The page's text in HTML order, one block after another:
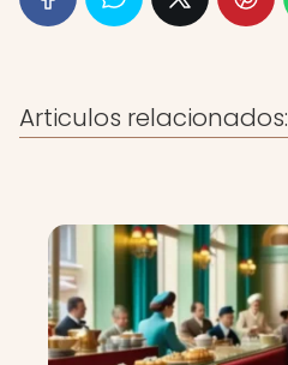
Articulos relacionados: